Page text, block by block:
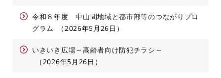
令和８年度 中山間地域と都市部等のつながりプロ
グラム
2026年5月26日
いきいき広場～高齢者向け防犯チラシ～
2026年5月26日